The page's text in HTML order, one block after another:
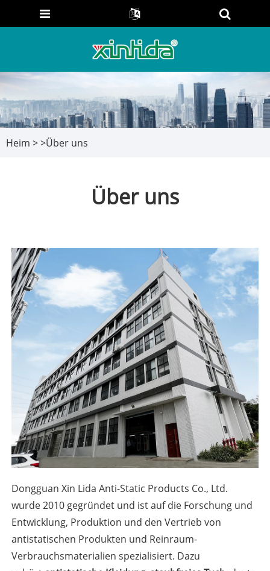
Heim >>Über uns
Über uns
Dongguan Xin Lida Anti-Static Products Co., Ltd.
wurde 2010 gegründet und ist auf die Forschung und
Entwicklung, Produktion und den Vertrieb von
antistatischen Produkten und Reinraum-
Verbrauchsmaterialien spezialisiert. Dazu